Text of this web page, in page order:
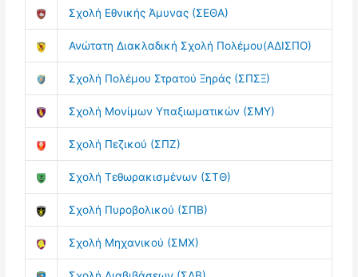
Σχολή Εθνικής Άμυνας (ΣΕΘΑ)
Ανώτατη Διακλαδική Σχολή Πολέμου(ΑΔΙΣΠΟ)
Σχολή Πολέμου Στρατού Ξηράς (ΣΠΣΞ)
Σχολή Μονίμων Υπαξιωματικών (ΣΜΥ)
Σχολή Πεζικού (ΣΠΖ)
Σχολή Τεθωρακισμένων (ΣΤΘ)
Σχολή Πυροβολικού (ΣΠΒ)
Σχολή Μηχανικού (ΣΜΧ)